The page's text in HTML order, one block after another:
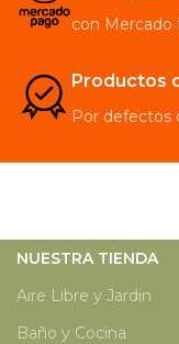
con Mercado
Productos
Por defectos
NUESTRA TIENDA
Aire Libre y Jardin
Baño y Cocina